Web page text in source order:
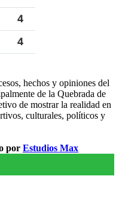
hechos y opiniones del
de la Quebrada de
de mostrar la realidad en
culturales, políticos y
por Estudios Max